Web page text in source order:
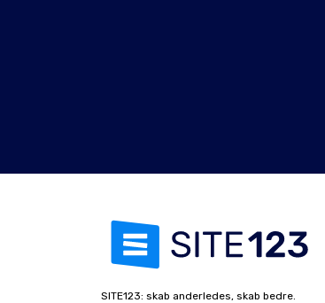
SITE123: skab anderledes, skab bedre.